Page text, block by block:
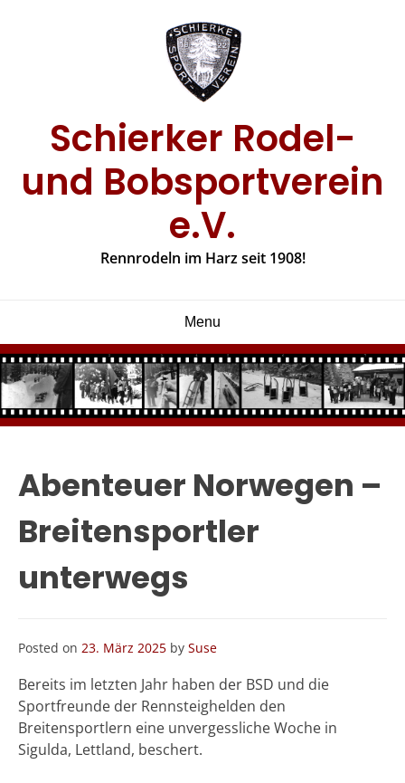
Schierker Rodel-
und Bobsportverein
e.V.
Rennrodeln im Harz seit 1908!
Menu
Abenteuer Norwegen –
Breitensportler
unterwegs
Posted on 23. März 2025 by Suse
Bereits im letzten Jahr haben der BSD und die
Sportfreunde der Rennsteighelden den
Breitensportlern eine unvergessliche Woche in
Sigulda, Lettland, beschert.